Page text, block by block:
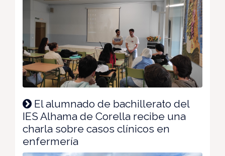
El alumnado de bachillerato del
IES Alhama de Corella recibe una
charla sobre casos clínicos en
enfermería